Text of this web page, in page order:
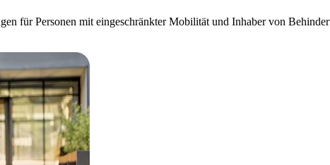
für Personen mit eingeschränkter Mobilität und Inhaber von